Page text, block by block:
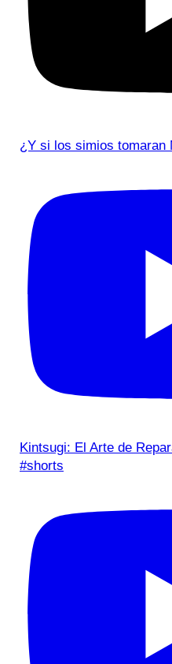
¿Y si los simios tomaran
Kintsugi: El Arte de
#shorts